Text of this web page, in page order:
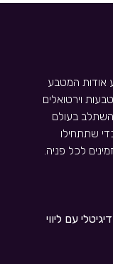
אודות המטבע
וירטואלים
בעולם
שתתחילו
לכל פניה.
עם ליווי